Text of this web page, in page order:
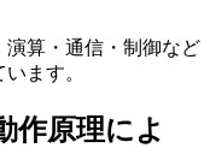
演算・通信・制御など
ます。
作原理によ